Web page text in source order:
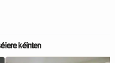
kéinten